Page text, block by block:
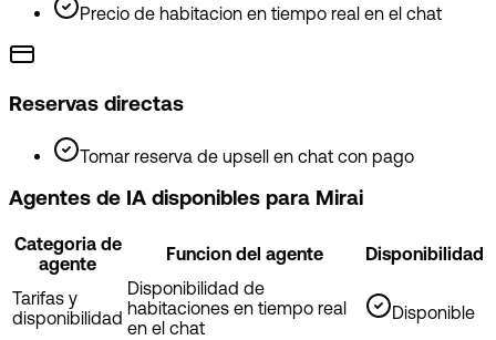
Precio de habitacion en tiempo real en el chat
Reservas directas
Tomar reserva de upsell en chat con pago
Agentes de IA disponibles para Mirai
Categoria de
agente
Funcion del agente Disponibilidad
Tarifas y
disponibilidad
Disponibilidad de
habitaciones en tiempo real
en el chat
Disponible